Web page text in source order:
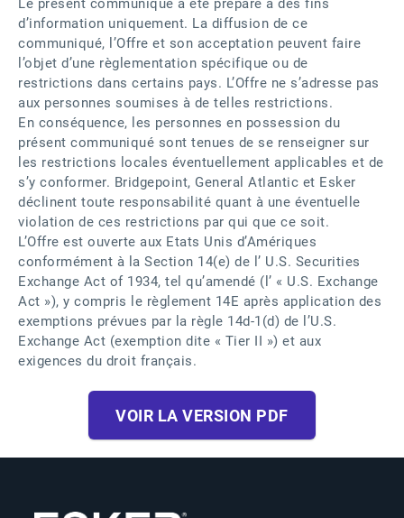
Le présent communiqué a été préparé à des fins
d’information uniquement. La diffusion de ce
communiqué, l’Offre et son acceptation peuvent faire
l’objet d’une règlementation spécifique ou de
restrictions dans certains pays. L’Offre ne s’adresse pas
aux personnes soumises à de telles restrictions.
En conséquence, les personnes en possession du
présent communiqué sont tenues de se renseigner sur
les restrictions locales éventuellement applicables et de
s’y conformer. Bridgepoint, General Atlantic et Esker
déclinent toute responsabilité quant à une éventuelle
violation de ces restrictions par qui que ce soit.
L’Offre est ouverte aux Etats Unis d’Amériques
conformément à la Section 14(e) de l’ U.S. Securities
Exchange Act of 1934, tel qu’amendé (l’ « U.S. Exchange
Act »), y compris le règlement 14E après application des
exemptions prévues par la règle 14d-1(d) de l’U.S.
Exchange Act (exemption dite « Tier II ») et aux
exigences du droit français.
VOIR LA VERSION PDF